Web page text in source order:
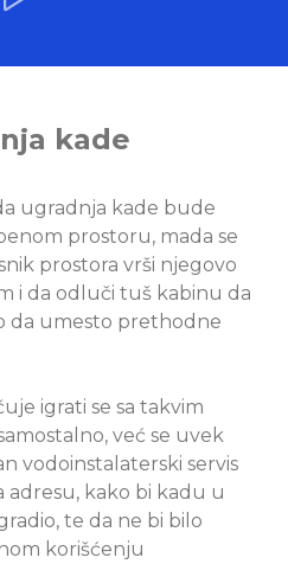
kade
ugradnja kade bude
prostoru, mada se
prostora vrši njegovo
i da odluči tuš kabinu da
da umesto prethodne
igrati se sa takvim
već se uvek
vodoinstalaterski servis
adresu, kako bi kadu u
te da ne bi bilo
korišćenju